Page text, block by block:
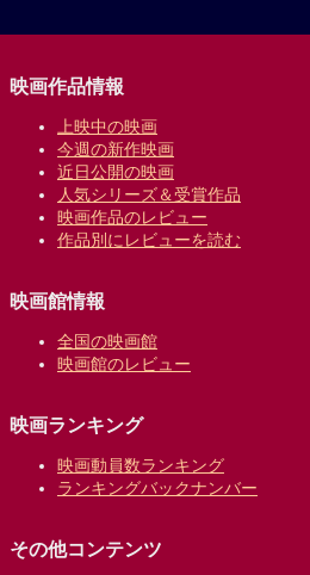
映画作品情報
上映中の映画
今週の新作映画
近日公開の映画
人気シリーズ＆受賞作品
映画作品のレビュー
作品別にレビューを読む
映画館情報
全国の映画館
映画館のレビュー
映画ランキング
映画動員数ランキング
ランキングバックナンバー
その他コンテンツ